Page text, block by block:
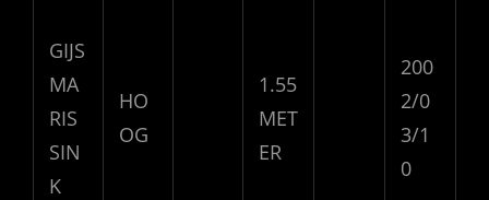
GIJS
MA
RIS
SIN
K
HO
OG
1.55
MET
ER
200
2/0
3/1
0